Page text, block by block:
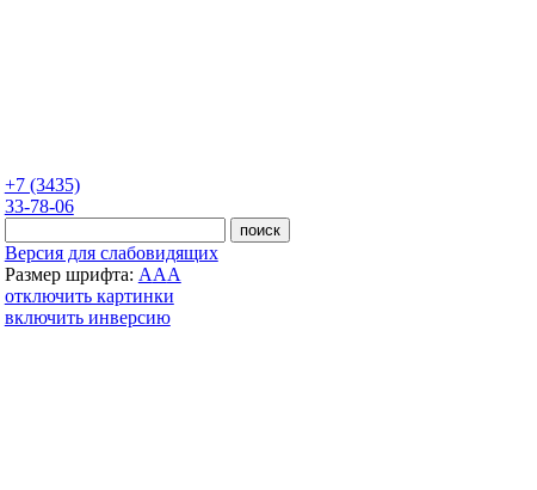
+7 (3435)
33-78-06
Версия для слабовидящих
Размер шрифта: AAA
отключить картинки
включить инверсию